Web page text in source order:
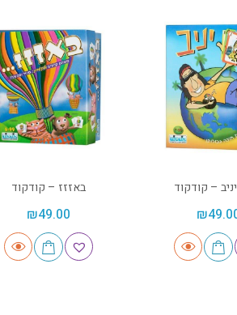
– קודקוד
₪
באזזז – קודקוד
₪49.00